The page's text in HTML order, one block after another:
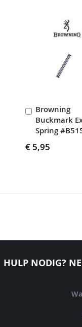
Browning
Buckmark
Spring
€ 5,95
In
HULP NODIG?